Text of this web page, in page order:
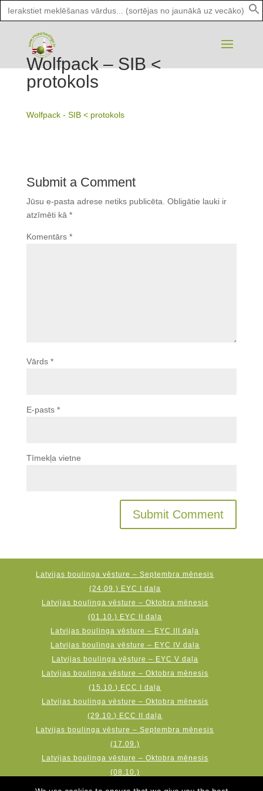
Search
for:
Wolfpack – SIB <
protokols
Wolfpack - SIB < protokols
Submit a Comment
Jūsu e-pasta adrese netiks publicēta. Obligātie lauki ir
atzīmēti kā *
Komentārs *
Vārds *
E-pasts *
Tīmekļa vietne
Latvijas boulinga vēsture – Septembra mēnesis
(24.09.) EYC I daļa
Latvijas boulinga vēsture – Oktobra mēnesis
(01.10.) EYC II daļa
Latvijas boulinga vēsture – EYC III daļa
Latvijas boulinga vēsture – EYC IV daļa
Latvijas boulinga vēsture – EYC V daļa
Latvijas boulinga vēsture – Oktobra mēnesis
(15.10.) ECC I daļa
Latvijas boulinga vēsture – Oktobra mēnesis
(29.10.) ECC II daļa
Latvijas boulinga vēsture – Septembra mēnesis
(17.09.)
Latvijas boulinga vēsture – Oktobra mēnesis
(08.10.)
Latvijas boulinga vēsture – Novembra mēnesis